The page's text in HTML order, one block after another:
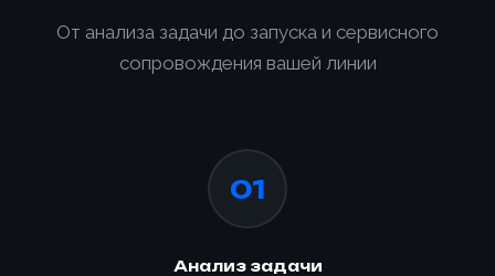
От анализа задачи до запуска и сервисного
сопровождения вашей линии
01
Анализ задачи